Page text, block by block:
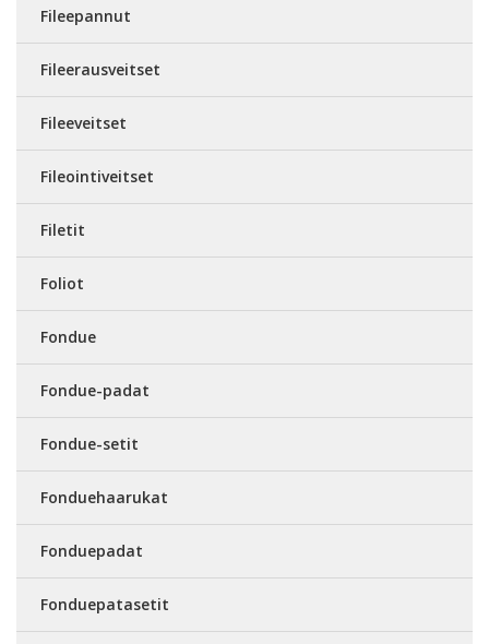
Fileepannut
Fileerausveitset
Fileeveitset
Fileointiveitset
Filetit
Foliot
Fondue
Fondue-padat
Fondue-setit
Fonduehaarukat
Fonduepadat
Fonduepatasetit